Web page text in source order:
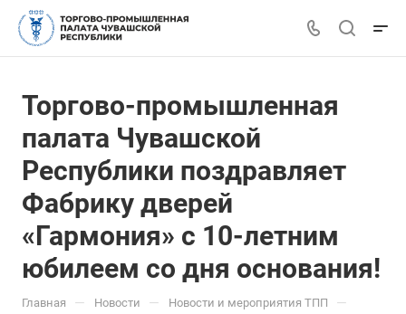
Торгово-промышленная
палата Чувашской
Республики поздравляет
Фабрику дверей
«Гармония» с 10-летним
юбилеем со дня основания!
Главная — Новости — Новости и мероприятия ТПП —